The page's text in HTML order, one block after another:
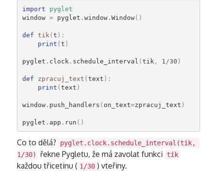
import
pyglet
window = pyglet . window. Window()
def tik (t ):
print (t )
pyglet . clock . schedule_interval (tik , 1 /30 )
def zpracuj_text (text ):
print (text )
window. push_handlers ( on_text=zpracuj_text )
pyglet . app . run ()
Co to dělá?
pyglet.clock.schedule_interval(tik,
1/30)
řekne Pygletu, že má zavolat funkci tik
každou třicetinu ( 1/30 ) vteřiny.